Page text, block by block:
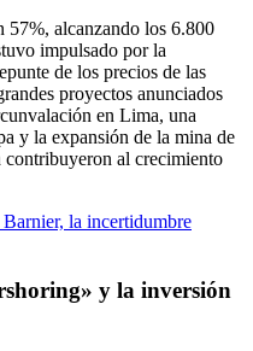
57%, alcanzando los 6.800
impulsado por la
de los precios de las
proyectos anunciados
en Lima, una
y la expansión de la mina de
al crecimiento
la incertidumbre
y la inversión